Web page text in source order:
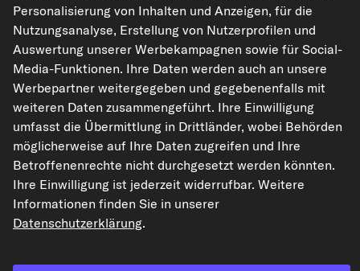
nicht vervielfältigt werden. Die Vervielfältigung und Verbreitung der Daten und
der Datenbank ohne vorherige Einwilligung von TecAlliance und/oder die
Einbeziehung Dritter in solche Aktivitäten ist streng verboten. Jegliche
unautorisierte Nutzung von Inhalten stellt eine Verletzung des Urheberrechts
dar und kann rechtliche Schritte nach sich ziehen.
Vertrag widerrufen
© 2026 kfzteile24 GmbH - Alle Rechte vorbehalten.
Personalisierung von Inhalten und Anzeigen, für die
Nutzungsanalyse, Erstellung von Nutzerprofilen und
Auswertung unserer Werbekampagnen sowie für Social-
Media-Funktionen. Ihre Daten werden auch an unsere
Werbepartner weitergegeben und gegebenenfalls mit
weiteren Daten zusammengeführt. Ihre Einwilligung
umfasst die Übermittlung in Drittländer, wobei Behörden
möglicherweise auf Ihre Daten zugreifen und Ihre
Betroffenenrechte nicht durchgesetzt werden könnten.
Ihre Einwilligung ist jederzeit widerrufbar. Weitere
Informationen finden Sie in unserer
Datenschutzerklärung.